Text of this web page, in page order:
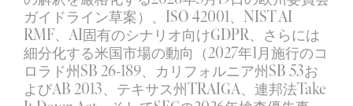
ガイドライン草案）、ISO 42001、NIST AI
RMF、AI固有のシナリオ向けGDPR、さらには
細分化する米国市場の動向（2027年1月施行のコ
ロラド州SB 26-189、カリフォルニア州SB 53お
よびAB 2013、テキサス州TRAIGA、連邦法Take